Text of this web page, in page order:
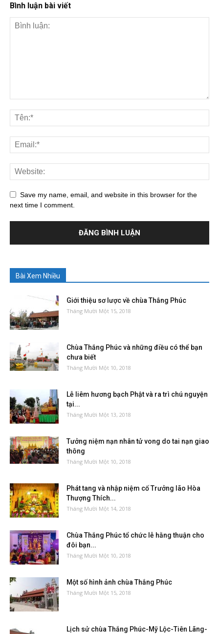
Bình luận bài viết
Save my name, email, and website in this browser for the
next time I comment.
Bài Xem Nhiều
Giới thiệu sơ lược về chùa Thắng Phúc
Tháng Mười Một 15, 2018
Chùa Thắng Phúc và những điều có thể bạn
chưa biết
Tháng Mười Một 10, 2018
Lễ liêm hương bạch Phật và ra trì chú nguyện
tại...
Tháng Mười Một 13, 2018
Tưởng niệm nạn nhân tử vong do tai nạn giao
thông
Tháng Mười Một 10, 2018
Phát tang và nhập niệm cố Trưởng lão Hòa
Thượng Thích...
Tháng Mười Một 14, 2018
Chùa Thắng Phúc tổ chức lễ hằng thuận cho
đôi bạn...
Tháng Mười Một 10, 2018
Một số hình ảnh chùa Thắng Phúc
Tháng Mười Một 15, 2018
Lịch sử chùa Thắng Phúc-Mỹ Lộc-Tiên Lãng-